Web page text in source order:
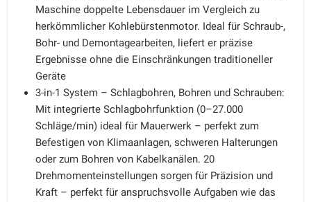
Maschine doppelte Lebensdauer im Vergleich zu
herkömmlicher Kohlebürstenmotor. Ideal für Schraub-,
Bohr- und Demontagearbeiten, liefert er präzise
Ergebnisse ohne die Einschränkungen traditioneller
Geräte
3-in-1 System – Schlagbohren, Bohren und Schrauben:
Mit integrierte Schlagbohrfunktion (0–27.000
Schläge/min) ideal für Mauerwerk – perfekt zum
Befestigen von Klimaanlagen, schweren Halterungen
oder zum Bohren von Kabelkanälen. 20
Drehmomenteinstellungen sorgen für Präzision und
Kraft – perfekt für anspruchsvolle Aufgaben wie das